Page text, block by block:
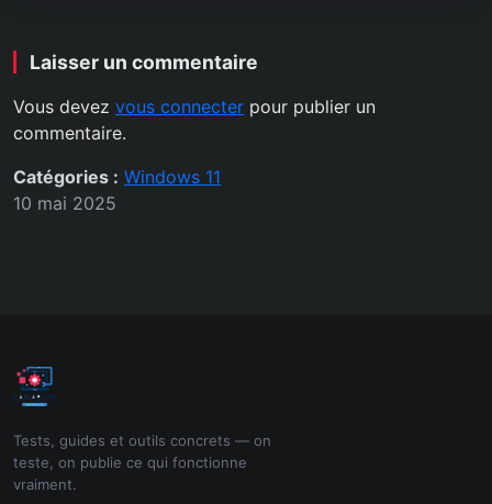
Laisser un commentaire
Vous devez vous connecter pour publier un
commentaire.
Catégories : Windows 11
10 mai 2025
Tests, guides et outils concrets — on
teste, on publie ce qui fonctionne
vraiment.